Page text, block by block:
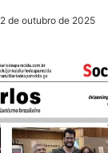
2 de outubro de 2025